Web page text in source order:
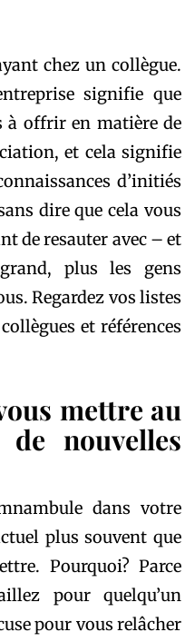
chez un collègue.
signifie que
à offrir en matière de
et cela signifie
d’initiés
dire que cela vous
de resauter avec – et
plus les gens
Regardez vos listes
et références
mettre au
de nouvelles
dans votre
plus souvent que
Pourquoi? Parce
pour quelqu’un
pour vous relâcher